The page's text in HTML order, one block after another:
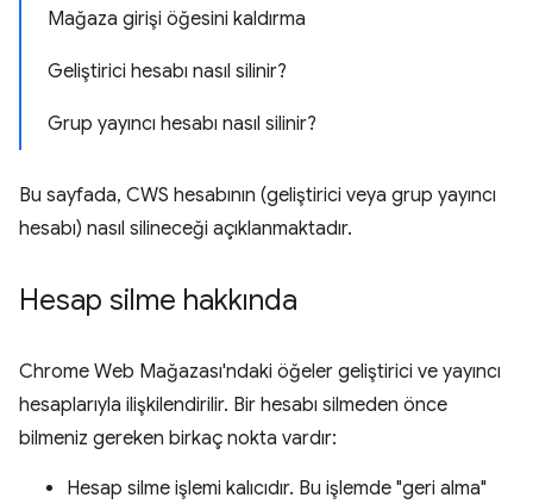
Mağaza girişi öğesini kaldırma
Geliştirici hesabı nasıl silinir?
Grup yayıncı hesabı nasıl silinir?
Bu sayfada, CWS hesabının (geliştirici veya grup yayıncı
hesabı) nasıl silineceği açıklanmaktadır.
Hesap silme hakkında
Chrome Web Mağazası'ndaki öğeler geliştirici ve yayıncı
hesaplarıyla ilişkilendirilir. Bir hesabı silmeden önce
bilmeniz gereken birkaç nokta vardır:
Hesap silme işlemi kalıcıdır. Bu işlemde "geri alma"